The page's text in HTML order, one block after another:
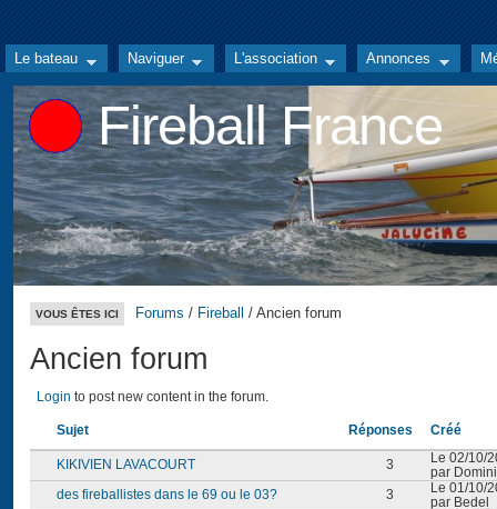
Le bateau Naviguer L'association Annonces
Fireball France
VOUS ÊTES ICI Forums / Fireball / Ancien forum
Ancien forum
Login to post new content in the forum.
Sujet Réponses Créé
KIKIVIEN LAVACOURT 3
Le 02/10/
par
des fireballistes dans le 69 ou le 03?
3
Le 01/10/
par Bedel